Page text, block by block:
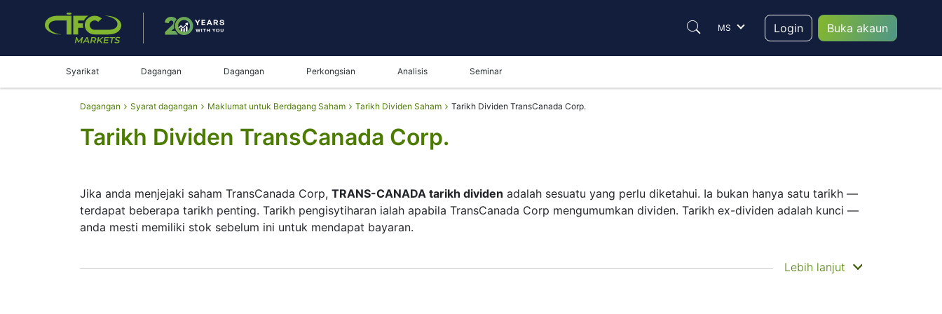
MS Login Buka akaun
Syarikat Dagangan Dagangan Perkongsian Analisis Seminar
Dagangan Syarat dagangan Maklumat untuk Berdagang Saham Tarikh Dividen Saham Tarikh Dividen TransCanada Corp.
Tarikh Dividen TransCanada Corp.
Jika anda menjejaki saham TransCanada Corp, TRANS-CANADA tarikh dividen adalah sesuatu yang perlu diketahui. Ia bukan hanya satu tarikh —
terdapat beberapa tarikh penting. Tarikh pengisytiharan ialah apabila TransCanada Corp mengumumkan dividen. Tarikh ex-dividen adalah kunci —
anda mesti memiliki stok sebelum ini untuk mendapat bayaran.
Tarikh rekod ialah apabila TransCanada Corp menyemak senarai pemegang sahamnya dan tarikh pembayaran ialah apabila anda benar-benar
Lebih lanjut